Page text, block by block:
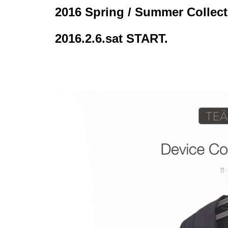
2016 Spring / Summer
2016.2.6.sat START.